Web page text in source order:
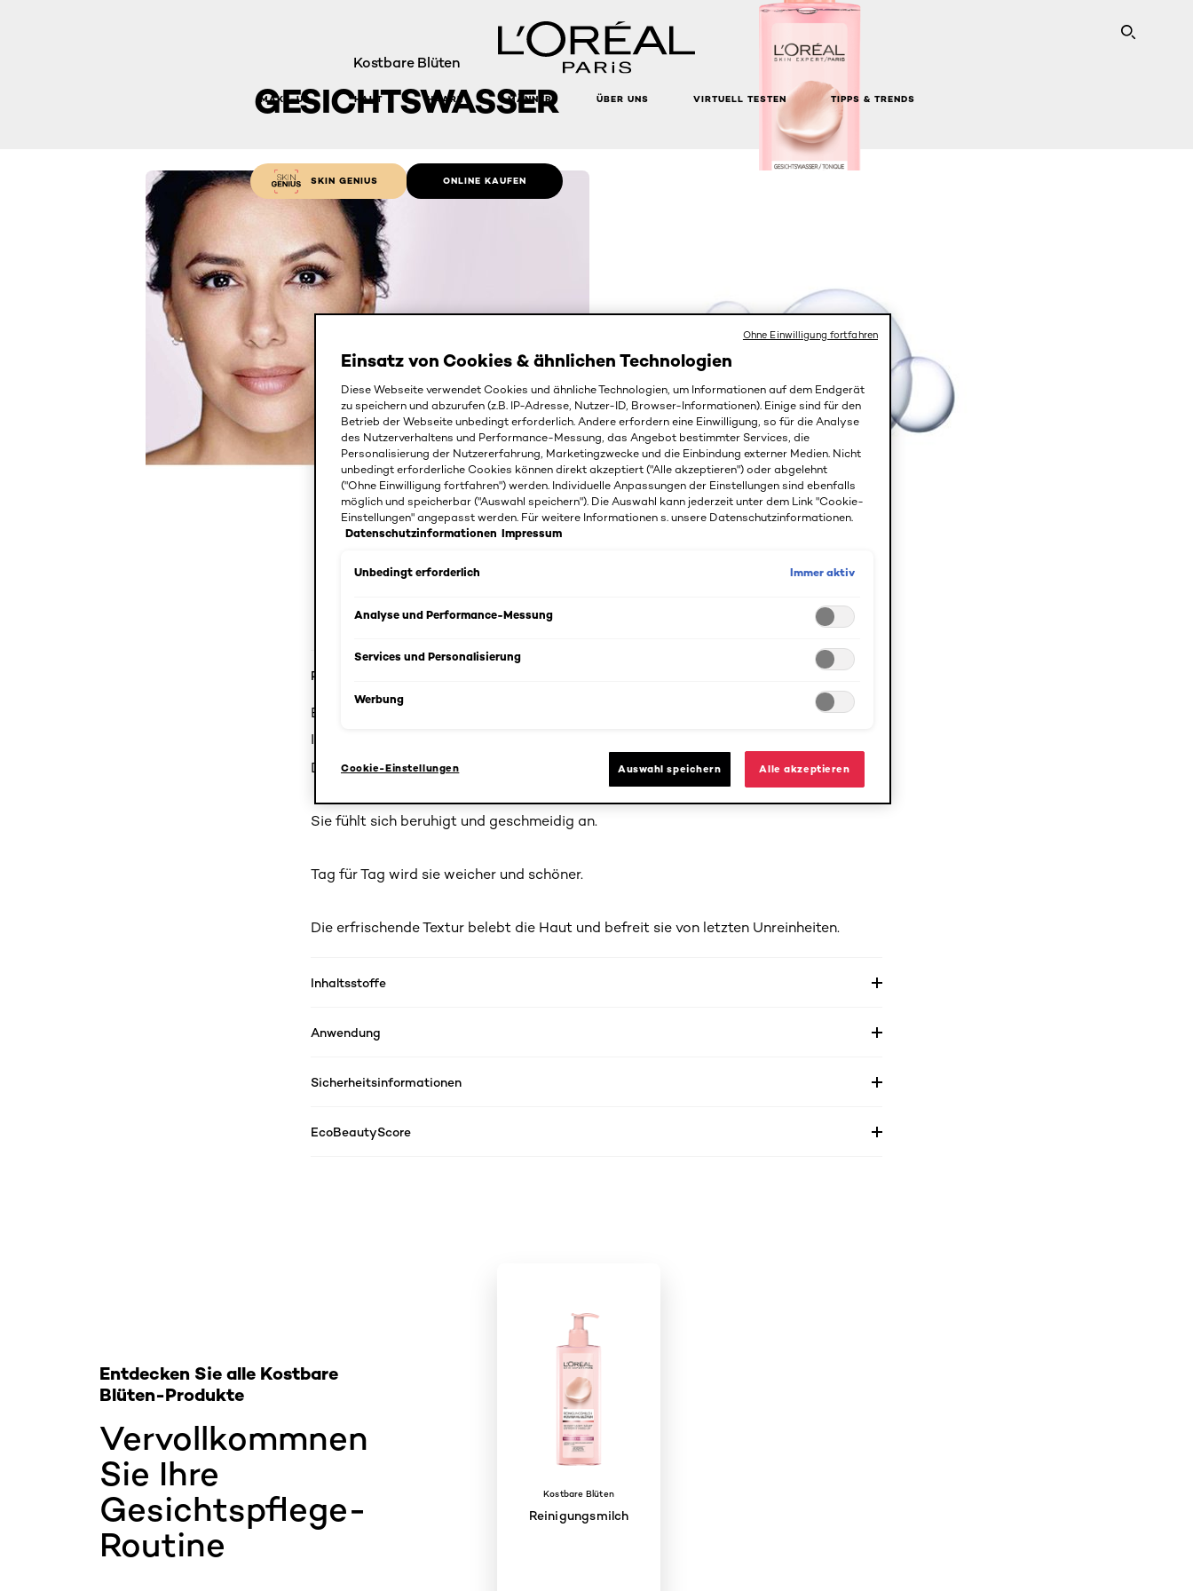
MAKE-UP HAUT HAARE MÄNNER ÜBER UNS VIRTUELL TESTEN TIPPS & TRENDS
Kostbare Blüten
GESICHTSWASSER
SKIN GENIUS ONLINE KAUFEN
Produktdetails
Entdecken Sie das Gesichtswasser Kostbare Blüten von L'Oréal Paris. Befreien Sie
Ihre Haut von Unreinheiten mit Rosen- und Jasminextrakten.
Die Haut wird sanft geklärt und von Unreinheiten befreit.
Sie fühlt sich beruhigt und geschmeidig an.
Tag für Tag wird sie weicher und schöner.
Die erfrischende Textur belebt die Haut und befreit sie von letzten Unreinheiten.
Inhaltsstoffe
Anwendung
Sicherheitsinformationen
EcoBeautyScore
Vervollkommnen
Sie Ihre
Gesichtspflege-
Routine
Entdecken Sie alle Kostbare
Blüten-Produkte
Kostbare Blüten
Reinigungsmilch
Einsatz von Cookies & ähnlichen Technologien
Diese Webseite verwendet Cookies und ähnliche Technologien, um Informationen auf dem Endgerät
zu speichern und abzurufen (z.B. IP-Adresse, Nutzer-ID, Browser-Informationen). Einige sind für den
Betrieb der Webseite unbedingt erforderlich. Andere erfordern eine Einwilligung, so für die Analyse
des Nutzerverhaltens und Performance-Messung, das Angebot bestimmter Services, die
Personalisierung der Nutzererfahrung, Marketingzwecke und die Einbindung externer Medien. Nicht
unbedingt erforderliche Cookies können direkt akzeptiert ("Alle akzeptieren") oder abgelehnt
("Ohne Einwilligung fortfahren") werden. Individuelle Anpassungen der Einstellungen sind ebenfalls
möglich und speicherbar ("Auswahl speichern"). Die Auswahl kann jederzeit unter dem Link "Cookie-
Einstellungen" angepasst werden. Für weitere Informationen s. unsere Datenschutzinformationen.
Datenschutzinformationen Impressum
Unbedingt erforderlich Immer aktiv
Analyse und Performance-Messung
Services und Personalisierung
Werbung
Cookie-Einstellungen Auswahl speichern Alle akzeptieren
Ohne Einwilligung fortfahren